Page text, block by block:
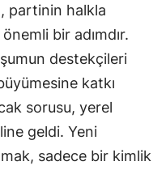
partinin halkla
bir adımdır.
destekçileri
katkı
sorusu, yerel
geldi. Yeni
sadece bir kimlik